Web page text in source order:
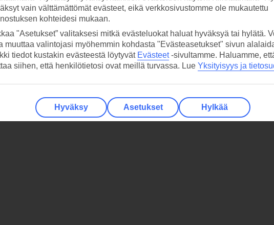
vain välttämättömät evästeet, eikä verkkosivustomme ole mukautettu
kohteidesi mukaan.
"Asetukset” valitaksesi mitkä evästeluokat haluat hyväksyä tai hylätä.
muuttaa valintojasi myöhemmin kohdasta "Evästeasetukset" sivun
tiedot kustakin evästeestä löytyvät Evästeet-sivultamme. Haluamme,
siihen, että henkilötietosi ovat meillä turvassa. Lue Yksityisyys ja
Hyväksy Asetukset Hylkää